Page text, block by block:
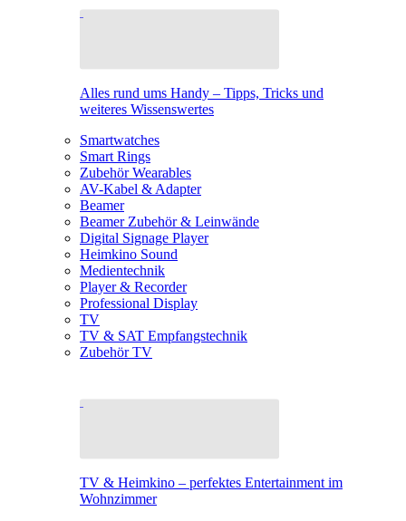
Alles rund ums Handy – Tipps, Tricks und
weiteres Wissenswertes
Smartwatches
Smart Rings
Zubehör Wearables
AV-Kabel & Adapter
Beamer
Beamer Zubehör & Leinwände
Digital Signage Player
Heimkino Sound
Medientechnik
Player & Recorder
Professional Display
TV
TV & SAT Empfangstechnik
Zubehör TV
TV & Heimkino – perfektes Entertainment im
Wohnzimmer